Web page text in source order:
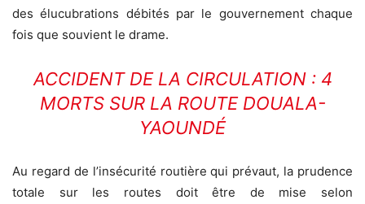
des élucubrations débités par le gouvernement chaque
fois que souvient le drame.
ACCIDENT DE LA CIRCULATION : 4
MORTS SUR LA ROUTE DOUALA-
YAOUNDÉ
Au regard de l’insécurité routière qui prévaut, la prudence
totale sur les routes doit être de mise selon